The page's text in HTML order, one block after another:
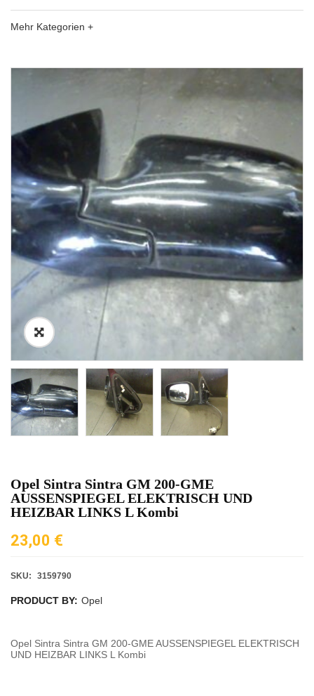
Mehr Kategorien +
Opel Sintra Sintra GM 200-GME
AUSSENSPIEGEL ELEKTRISCH UND
HEIZBAR LINKS L Kombi
23,00 €
SKU: 3159790
PRODUCT BY: Opel
Opel Sintra Sintra GM 200-GME AUSSENSPIEGEL ELEKTRISCH
UND HEIZBAR LINKS L Kombi